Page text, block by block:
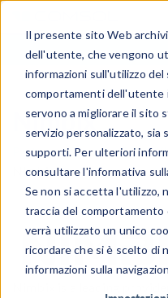
Il presente sito Web
dell'utente, che vengono
informazioni sull'utilizzo
comportamenti dell'utente
servono a migliorare il sito
servizio personalizzato,
supporti. Per ulteriori
consultare l'informativa
Se non si accetta l'utilizzo,
traccia del comportamento
verrà utilizzato un unico
ricordare che si è scelto di
informazioni sulla
Nimbix
Partner e Consulenti
Nimbix